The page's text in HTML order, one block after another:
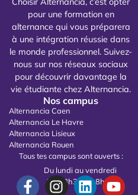
pour une formation en
alternance qui vous préparera
à une intégration réussie dans
le monde professionnel. Suivez-
nous sur nos réseaux sociaux
pour découvrir davantage la
vie étudiante chez Alternancia.
Nos campus
Alternancia Caen
Alternancia Le Havre
Alternancia Lisieux
Alternancia Rouen
Tous tes campus sont ouverts :
Du lundi au vendredi
De 08h30 à 18h00